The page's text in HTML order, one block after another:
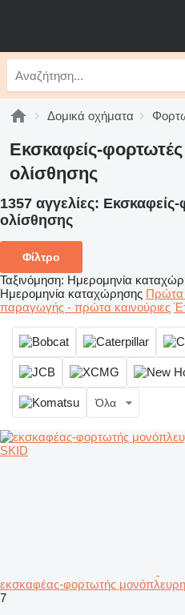
Δομικά οχήματα
Εκσκαφείς-
ολίσθησης
1357 αγγελίες:
ολίσθησης
Φίλτρο
Ταξινόμηση: Ημερομηνία
Ημερομηνία καταχώρησης Πρώτα
παραγωγής - πρώτα καινούριες
Όλα
εκσκαφέας-φορτωτής
7